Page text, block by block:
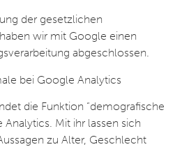
der gesetzlichen
wir mit Google einen
abgeschlossen.
bei Google Analytics
die Funktion “demografische
Mit ihr lassen sich
zu Alter, Geschlecht